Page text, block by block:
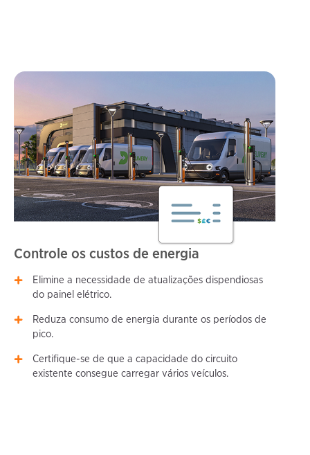
Controle os custos de energia
Elimine a necessidade de atualizações dispendiosas
do painel elétrico.
Reduza consumo de energia durante os períodos de
pico.
Certifique-se de que a capacidade do circuito
existente consegue carregar vários veículos.